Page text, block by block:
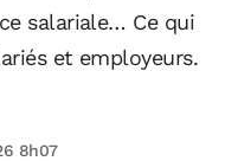
salariale… Ce qui
et employeurs.
8h07